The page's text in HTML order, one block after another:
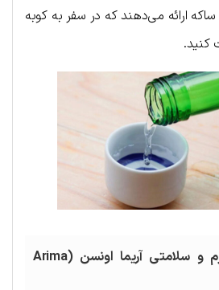
ارائه می‌دهند که در سفر به کوبه
کنید.
۳- به چشمه آب گرم و سلامتی آریما اونسن (Arima